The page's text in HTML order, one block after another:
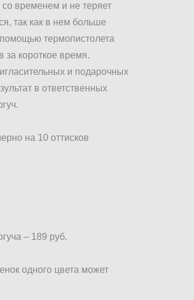
со временем и не теряет
так как в нем больше
термопистолета
за короткое время.
и подарочных
в ответственных
на 10 оттисков
– 189 руб.
одного цвета может